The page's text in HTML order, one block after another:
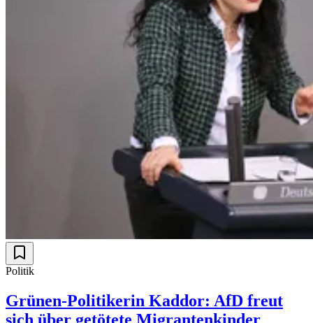
Politik
Grünen-Politikerin Kaddor: AfD freut
sich über getötete Migrantenkinder